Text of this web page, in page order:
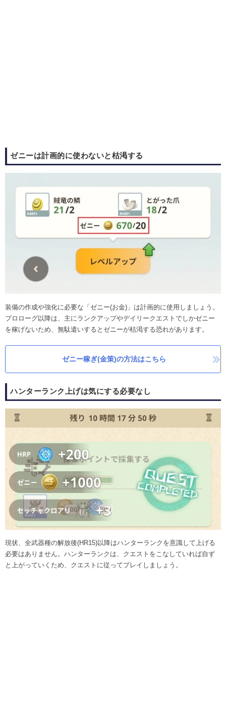
ゼニーは計画的に使わないと枯渇する
装備の作成や強化に必要な「ゼニー(お金)」は計画的に使用しましょう。
プロローグ以降は、主にランクアップやデイリークエストでしかゼニー
を稼げないため、無駄遣いするとゼニーが枯渇する恐れがあります。
ゼニー稼ぎ(金策)の方法はこちら
ハンターランク上げは気にする必要なし
現状、全武器種の解放後(HR15)以降はハンターランクを意識して上げる
必要はありません。ハンターランクは、クエストをこなしていれば自ず
と上がっていくため、クエストに従ってプレイしましょう。